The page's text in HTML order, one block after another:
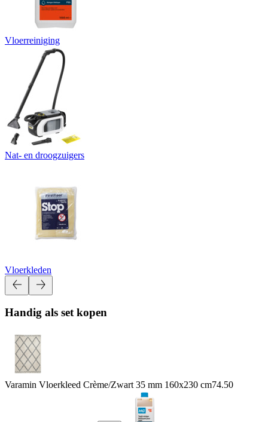
Vloerreiniging
Nat- en droogzuigers
Vloerkleden
Handig als set kopen
Varamin Vloerkleed Crème/Zwart 35 mm 160x230 cm74.50